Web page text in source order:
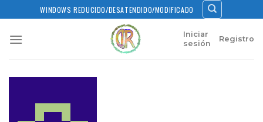
to
content
WINDOWS REDUCIDO/DESATENDIDO/MODIFICADO
Iniciar
sesión
Registro